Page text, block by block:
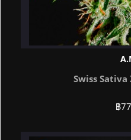
Swiss Sativa
฿